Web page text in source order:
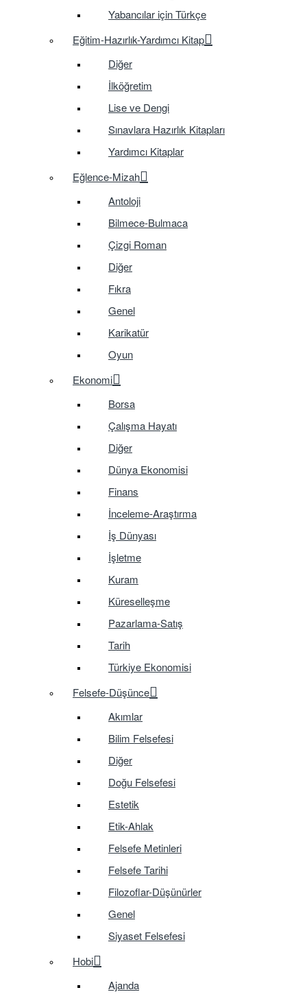
Yabancılar için Türkçe
Eğitim-Hazırlık-Yardımcı Kitap
Diğer
İlköğretim
Lise ve Dengi
Sınavlara Hazırlık Kitapları
Yardımcı Kitaplar
Eğlence-Mizah
Antoloji
Bilmece-Bulmaca
Çizgi Roman
Diğer
Fıkra
Genel
Karikatür
Oyun
Ekonomi
Borsa
Çalışma Hayatı
Diğer
Dünya Ekonomisi
Finans
İnceleme-Araştırma
İş Dünyası
İşletme
Kuram
Küreselleşme
Pazarlama-Satış
Tarih
Türkiye Ekonomisi
Felsefe-Düşünce
Akımlar
Bilim Felsefesi
Diğer
Doğu Felsefesi
Estetik
Etik-Ahlak
Felsefe Metinleri
Felsefe Tarihi
Filozoflar-Düşünürler
Genel
Siyaset Felsefesi
Hobi
Ajanda